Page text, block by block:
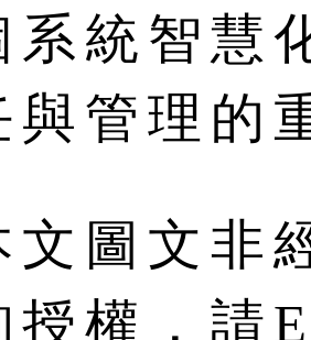
系統智慧
與管理的
圖文非
授權，請